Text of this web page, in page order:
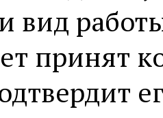
вид
принят